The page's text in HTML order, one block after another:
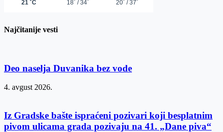
Najčitanije vesti
Deo naselja Duvanika bez vode
4. avgust 2026.
Iz Gradske bašte ispraćeni pozivari koji besplatnim
pivom ulicama grada pozivaju na 41. „Dane piva“